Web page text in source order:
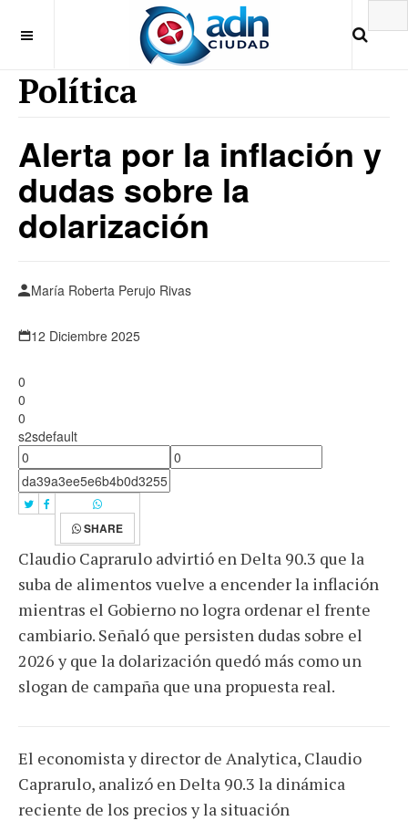
Política
Alerta por la inflación y
dudas sobre la
dolarización
María Roberta Perujo Rivas
12 Diciembre 2025
0
0
0
s2sdefault
SHARE
Claudio Caprarulo advirtió en Delta 90.3 que la
suba de alimentos vuelve a encender la inflación
mientras el Gobierno no logra ordenar el frente
cambiario. Señaló que persisten dudas sobre el
2026 y que la dolarización quedó más como un
slogan de campaña que una propuesta real.
El economista y director de Analytica, Claudio
Caprarulo, analizó en Delta 90.3 la dinámica
reciente de los precios y la situación